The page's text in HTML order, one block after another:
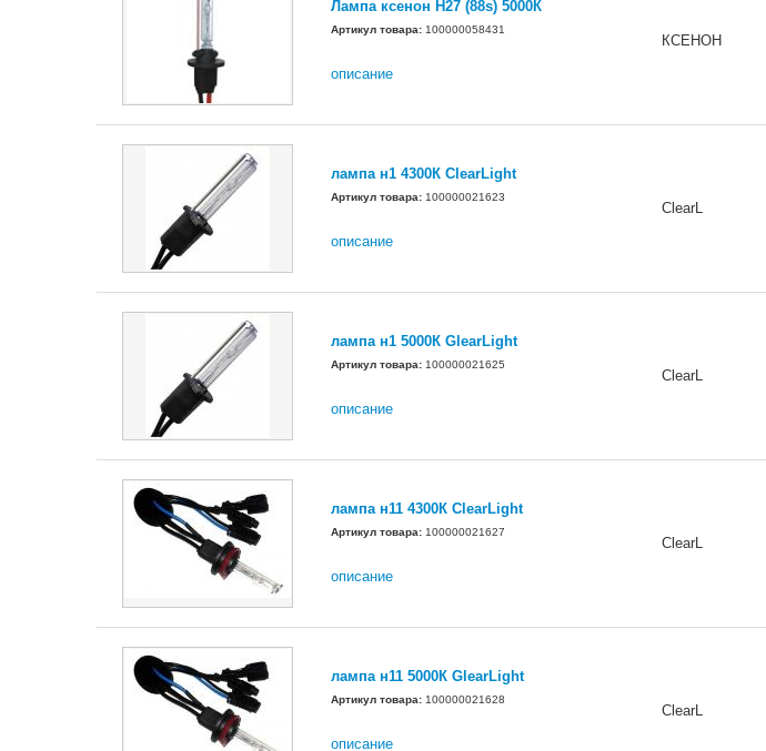
Лампа ксенон Н27 (88s) 5000К
Артикул товара: 100000058431
описание
КСЕНОН
лампа н1 4300К ClearLight
Артикул товара: 100000021623
описание
ClearL
лампа н1 5000К GlearLight
Артикул товара: 100000021625
описание
ClearL
лампа н11 4300К ClearLight
Артикул товара: 100000021627
описание
ClearL
лампа н11 5000К GlearLight
Артикул товара: 100000021628
описание
ClearL